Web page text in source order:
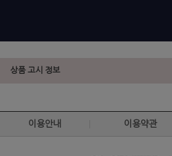
상품 고시 정보
이용안내 이용약관